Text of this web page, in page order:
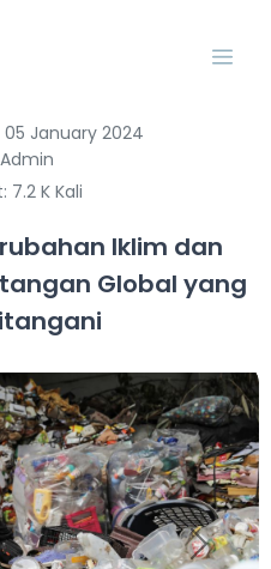
January 2024
7.2 K Kali
Iklim dan
Global yang
Next